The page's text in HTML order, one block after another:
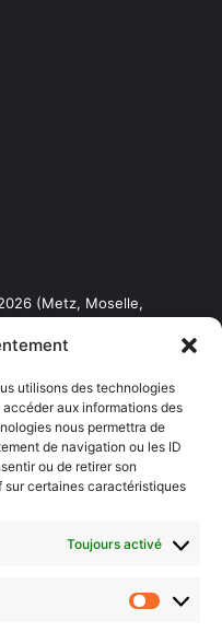
utilisons des technologies
aux informations des
nous permettra de
de navigation ou les ID
ou de retirer son
certaines caractéristiques
Toujours activé
(Metz, Moselle,
ou hebdo ?